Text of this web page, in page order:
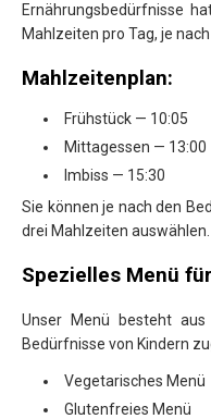
Ernährungsbedürfnisse
Mahlzeiten pro Tag, je
Mahlzeitenplan:
Frühstück — 10:05
Mittagessen — 13:00
Imbiss — 15:30
Sie können je nach den
drei Mahlzeiten auswählen.
Spezielles Menü für
Unser Menü besteht
Bedürfnisse von Kindern
Vegetarisches Menü
Glutenfreies Menü